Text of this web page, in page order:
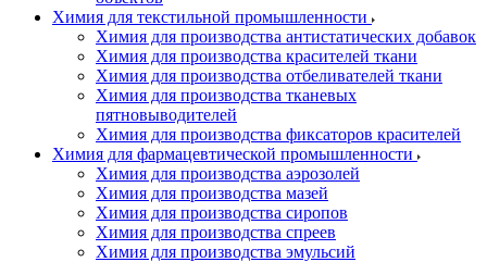
Химия для текстильной промышленности
Химия для производства антистатических добавок
Химия для производства красителей ткани
Химия для производства отбеливателей ткани
Химия для производства тканевых
пятновыводителей
Химия для производства фиксаторов красителей
Химия для фармацевтической промышленности
Химия для производства аэрозолей
Химия для производства мазей
Химия для производства сиропов
Химия для производства спреев
Химия для производства эмульсий